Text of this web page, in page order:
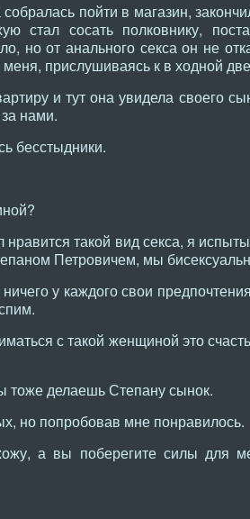
пойти в магазин,
стал сосать полковнику,
но от анального секса он не
прислушиваясь к в ходной
и тут она увидела своего
нами.
бесстыдники.
такой вид секса, я
Петровичем, мы
у каждого свои
с такой женщиной это
делаешь Степану сынок.
но попробовав мне понравилось.
а вы поберегите силы для